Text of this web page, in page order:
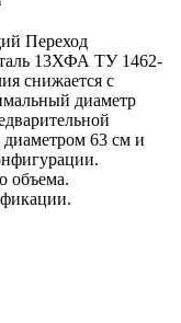
Переход
13ХФА ТУ 1462-
снижается с
диаметр
диаметром 63 см и
объема.